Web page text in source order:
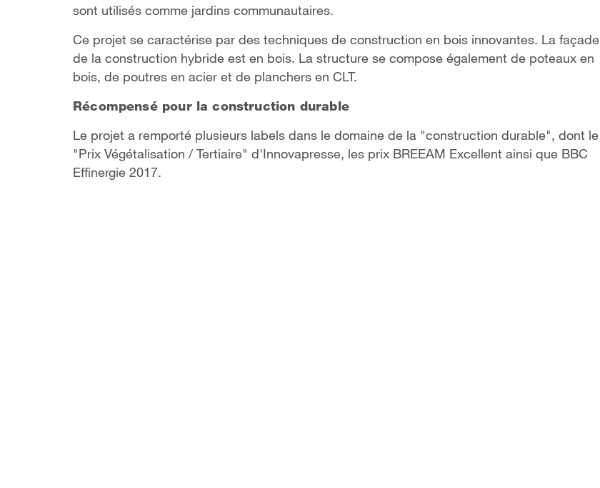
sont utilisés comme jardins communautaires.
Ce projet se caractérise par des techniques de construction en bois innovantes. La façade
de la construction hybride est en bois. La structure se compose également de poteaux en
bois, de poutres en acier et de planchers en CLT.
Récompensé pour la construction durable
Le projet a remporté plusieurs labels dans le domaine de la "construction durable", dont le
"Prix Végétalisation / Tertiaire" d'Innovapresse, les prix BREEAM Excellent ainsi que BBC
Effinergie 2017.